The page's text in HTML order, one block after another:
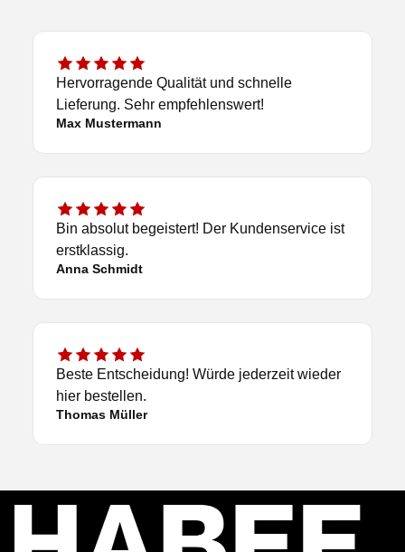
Hervorragende Qualität und schnelle
Lieferung. Sehr empfehlenswert!
Max Mustermann
Bin absolut begeistert! Der Kundenservice ist
erstklassig.
Anna Schmidt
Beste Entscheidung! Würde jederzeit wieder
hier bestellen.
Thomas Müller